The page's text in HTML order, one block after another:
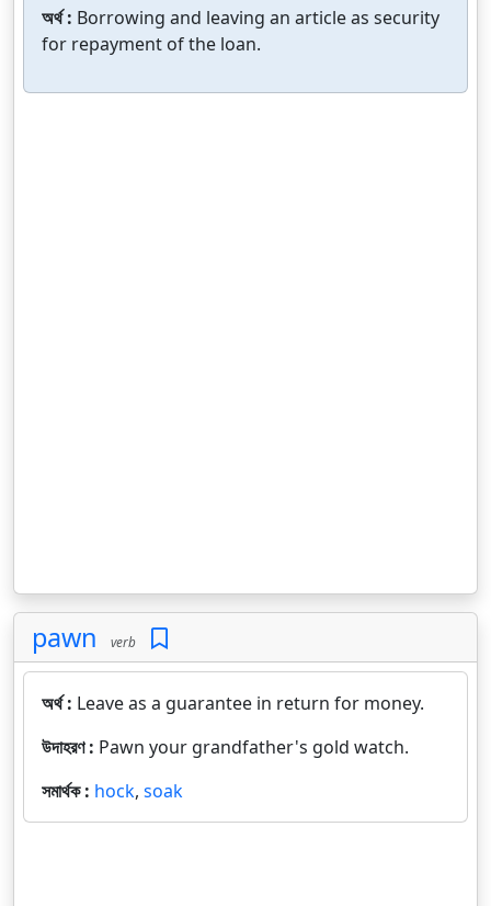
অর্থ : Borrowing and leaving an article as security
for repayment of the loan.
pawn verb
অর্থ : Leave as a guarantee in return for money.
উদাহরণ : Pawn your grandfather's gold watch.
সমার্থক : hock, soak